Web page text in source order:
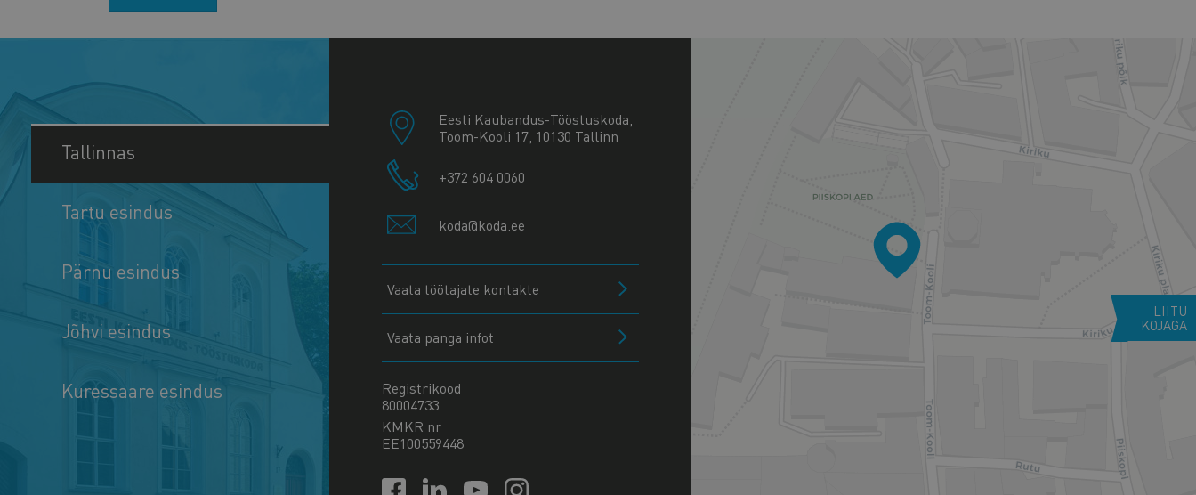
Tallinnas
Tartu esindus
Pärnu esindus
Jõhvi esindus
Kuressaare esindus
Eesti Kaubandus-Tööstuskoda,
Toom-Kooli 17, 10130 Tallinn
+372 604 0060
koda@koda.ee
Vaata töötajate kontakte
Vaata panga infot
Registrikood
80004733
KMKR nr
EE100559448
LIITU
KOJAGA